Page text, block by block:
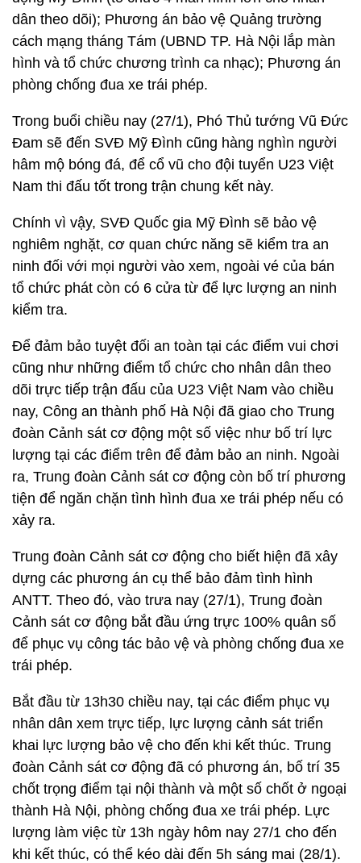
dân theo dõi); Phương án bảo vệ Quảng trường
cách mạng tháng Tám (UBND TP. Hà Nội lắp màn
hình và tổ chức chương trình ca nhạc); Phương án
phòng chống đua xe trái phép.
Trong buổi chiều nay (27/1), Phó Thủ tướng Vũ Đức
Đam sẽ đến SVĐ Mỹ Đình cũng hàng nghìn người
hâm mộ bóng đá, để cổ vũ cho đội tuyển U23 Việt
Nam thi đấu tốt trong trận chung kết này.
Chính vì vậy, SVĐ Quốc gia Mỹ Đình sẽ bảo vệ
nghiêm nghặt, cơ quan chức năng sẽ kiểm tra an
ninh đối với mọi người vào xem, ngoài vé của bán
tổ chức phát còn có 6 cửa từ để lực lượng an ninh
kiểm tra.
Để đảm bảo tuyệt đối an toàn tại các điểm vui chơi
cũng như những điểm tổ chức cho nhân dân theo
dõi trực tiếp trận đấu của U23 Việt Nam vào chiều
nay, Công an thành phố Hà Nội đã giao cho Trung
đoàn Cảnh sát cơ động một số việc như bố trí lực
lượng tại các điểm trên để đảm bảo an ninh. Ngoài
ra, Trung đoàn Cảnh sát cơ động còn bố trí phương
tiện để ngăn chặn tình hình đua xe trái phép nếu có
xảy ra.
Trung đoàn Cảnh sát cơ động cho biết hiện đã xây
dựng các phương án cụ thể bảo đảm tình hình
ANTT. Theo đó, vào trưa nay (27/1), Trung đoàn
Cảnh sát cơ động bắt đầu ứng trực 100% quân số
để phục vụ công tác bảo vệ và phòng chống đua xe
trái phép.
Bắt đầu từ 13h30 chiều nay, tại các điểm phục vụ
nhân dân xem trực tiếp, lực lượng cảnh sát triển
khai lực lượng bảo vệ cho đến khi kết thúc. Trung
đoàn Cảnh sát cơ động đã có phương án, bố trí 35
chốt trọng điểm tại nội thành và một số chốt ở ngoại
thành Hà Nội, phòng chống đua xe trái phép. Lực
lượng làm việc từ 13h ngày hôm nay 27/1 cho đến
khi kết thúc, có thể kéo dài đến 5h sáng mai (28/1).